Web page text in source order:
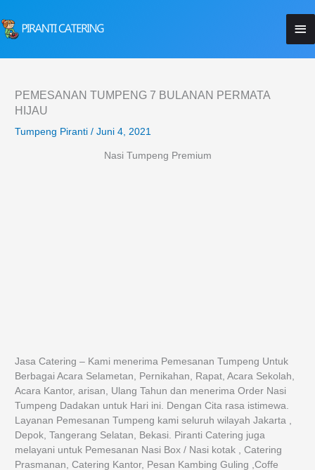
ke
konten
PEMESANAN TUMPENG 7 BULANAN PERMATA
HIJAU
Tumpeng Piranti /Juni 4, 2021
Nasi Tumpeng Premium
Jasa Catering – Kami menerima Pemesanan Tumpeng Untuk
Berbagai Acara Selametan, Pernikahan, Rapat, Acara Sekolah,
Acara Kantor, arisan, Ulang Tahun dan menerima Order Nasi
Tumpeng Dadakan untuk Hari ini. Dengan Cita rasa istimewa.
Layanan Pemesanan Tumpeng kami seluruh wilayah Jakarta ,
Depok, Tangerang Selatan, Bekasi. Piranti Catering juga
melayani untuk Pemesanan Nasi Box / Nasi kotak , Catering
Prasmanan, Catering Kantor, Pesan Kambing Guling ,Coffe